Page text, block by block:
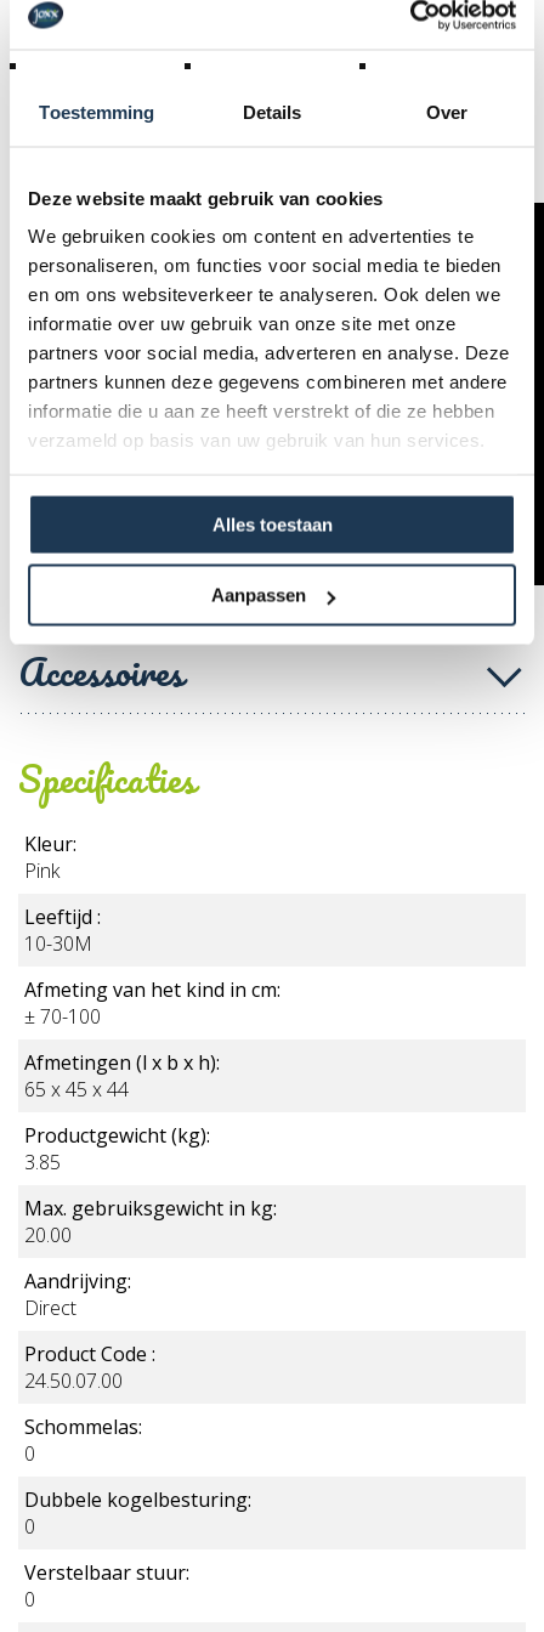
Toestemming Details Over
Deze website maakt gebruik van cookies
We gebruiken cookies om content en advertenties te
personaliseren, om functies voor social media te bieden
en om ons websiteverkeer te analyseren. Ook delen we
informatie over uw gebruik van onze site met onze
partners voor social media, adverteren en analyse. Deze
partners kunnen deze gegevens combineren met andere
informatie die u aan ze heeft verstrekt of die ze hebben
verzameld op basis van uw gebruik van hun services.
Alles toestaan
Aanpassen
- Trapt soepel en licht door de kogellagers in trap- en
achteras. Zowel vooruit als achteruit
- Geschikt voor met de volgende accessoires: duwstang,
Accessoires
Incl. BTW
Specificaties
Kleur:
Pink
Leeftijd :
10-30M
Afmeting van het kind in cm:
± 70-100
Afmetingen (l x b x h):
65 x 45 x 44
Productgewicht (kg):
3.85
Max. gebruiksgewicht in kg:
20.00
Aandrijving:
Direct
Product Code :
24.50.07.00
Schommelas:
0
Dubbele kogelbesturing:
0
Verstelbaar stuur:
0